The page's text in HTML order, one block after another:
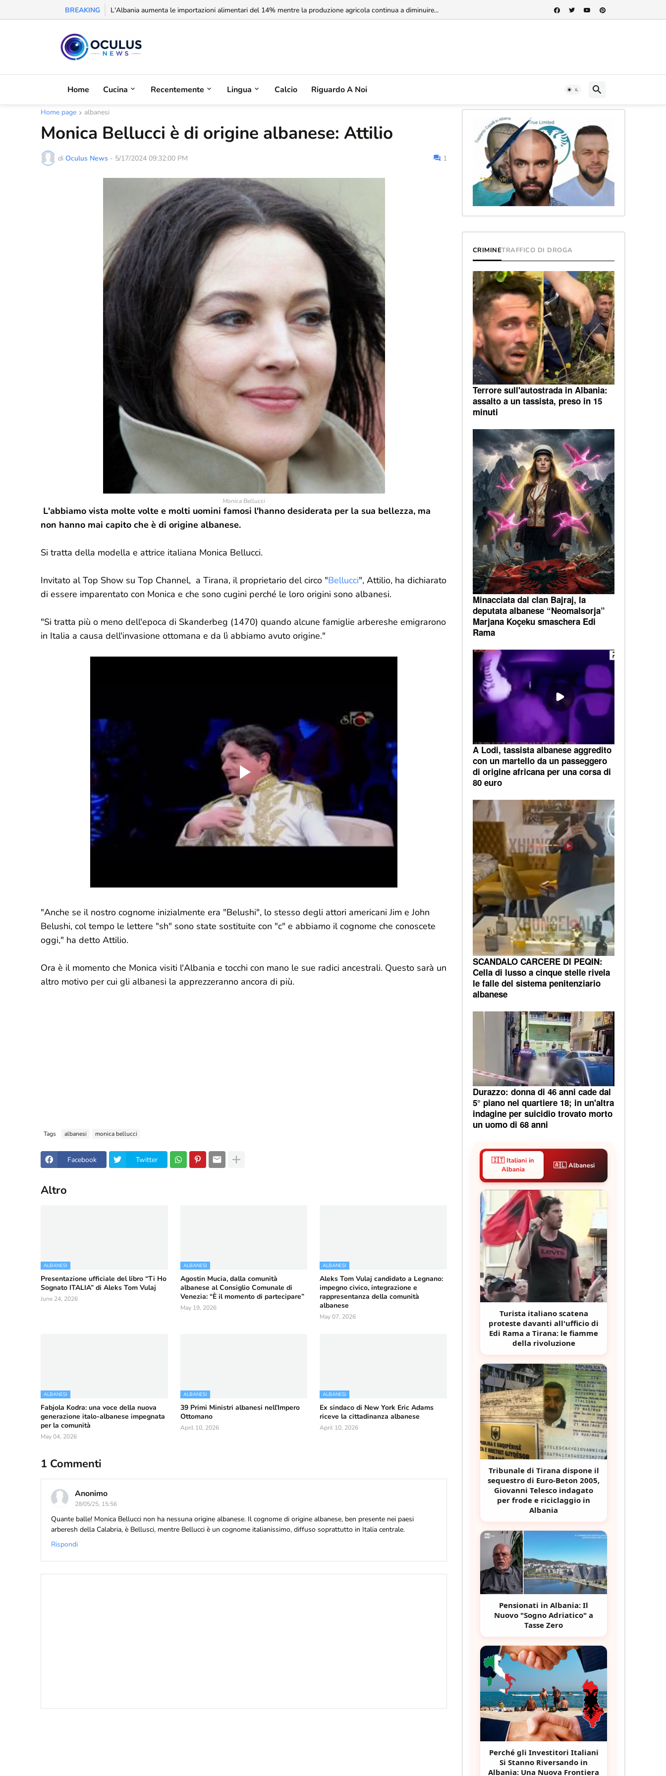
BREAKING Riconoscimento alla balcanica: la Serbia non riconosce il Kosovo, ma l'Albania potrebbe riconoscere la Serbia nel cuore della storia albanese...
Home Cucina Recentemente Lingua Calcio Riguardo A Noi
Home page albanesi
Monica Bellucci è di origine albanese: Attilio
di Oculus News - 5/17/2024 09:32:00 PM 1
Monica Bellucci
L'abbiamo vista molte volte e molti uomini famosi l'hanno desiderata per la sua bellezza, ma
non hanno mai capito che è di origine albanese.
Si tratta della modella e attrice italiana Monica Bellucci.
Invitato al Top Show su Top Channel, a Tirana, il proprietario del circo "Bellucci", Attilio, ha dichiarato
di essere imparentato con Monica e che sono cugini perché le loro origini sono albanesi.
"Si tratta più o meno dell'epoca di Skanderbeg (1470) quando alcune famiglie arbereshe emigrarono
in Italia a causa dell'invasione ottomana e da lì abbiamo avuto origine."
"Anche se il nostro cognome inizialmente era "Belushi", lo stesso degli attori americani Jim e John
Belushi, col tempo le lettere "sh" sono state sostituite con "c" e abbiamo il cognome che conoscete
oggi," ha detto Attilio.
Ora è il momento che Monica visiti l'Albania e tocchi con mano le sue radici ancestrali. Questo sarà un
altro motivo per cui gli albanesi la apprezzeranno ancora di più.
Tags albanesi monica bellucci
Facebook Twitter
Altro
ALBANESI
Presentazione ufficiale del libro “Ti Ho
Sognato ITALIA” di Aleks Tom Vulaj
June 24, 2026
ALBANESI
Agostin Mucia, dalla comunità
albanese al Consiglio Comunale di
Venezia: “È il momento di partecipare”
May 19, 2026
ALBANESI
Aleks Tom Vulaj candidato a Legnano:
impegno civico, integrazione e
rappresentanza della comunità
albanese
May 07, 2026
ALBANESI
Fabjola Kodra: una voce della nuova
generazione italo-albanese impegnata
per la comunità
May 04, 2026
ALBANESI
39 Primi Ministri albanesi nell’Impero
Ottomano
April 10, 2026
ALBANESI
Ex sindaco di New York Eric Adams
riceve la cittadinanza albanese
April 10, 2026
1 Commenti
Anonimo
28/05/25, 15:56
Quante balle! Monica Bellucci non ha nessuna origine albanese. Il cognome di origine albanese, ben presente nei paesi
arberesh della Calabria, è Bellusci, mentre Bellucci è un cognome italianissimo, diffuso soprattutto in Italia centrale.
Rispondi
CRIMINETRAFFICO DI DROGA
Terrore sull'autostrada in Albania:
assalto a un tassista, preso in 15
minuti
Minacciata dal clan Bajraj, la
deputata albanese “Neomalsorja”
Marjana Koçeku smaschera Edi
Rama
A Lodi, tassista albanese aggredito
con un martello da un passeggero
di origine africana per una corsa di
80 euro
SCANDALO CARCERE DI PEQIN:
Cella di lusso a cinque stelle rivela
le falle del sistema penitenziario
albanese
Durazzo: donna di 46 anni cade dal
5° piano nel quartiere 18; in un'altra
indagine per suicidio trovato morto
un uomo di 68 anni
🇮🇹 Italiani in
Albania
🇦🇱 Albanesi
Turista italiano scatena
proteste davanti all'ufficio di
Edi Rama a Tirana: le fiamme
della rivoluzione
Tribunale di Tirana dispone il
sequestro di Euro-Beton 2005,
Giovanni Telesco indagato
per frode e riciclaggio in
Albania
Pensionati in Albania: Il
Nuovo "Sogno Adriatico" a
Tasse Zero
Perché gli Investitori Italiani
Si Stanno Riversando in
Albania: Una Nuova Frontiera